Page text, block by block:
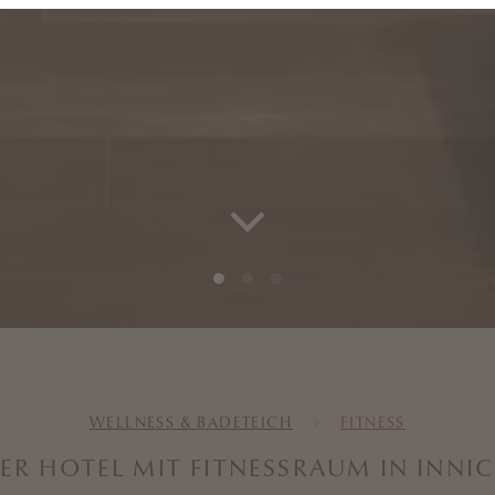
WELLNESS & BADETEICH FITNESS
HOTEL MIT FITNESSRAUM IN